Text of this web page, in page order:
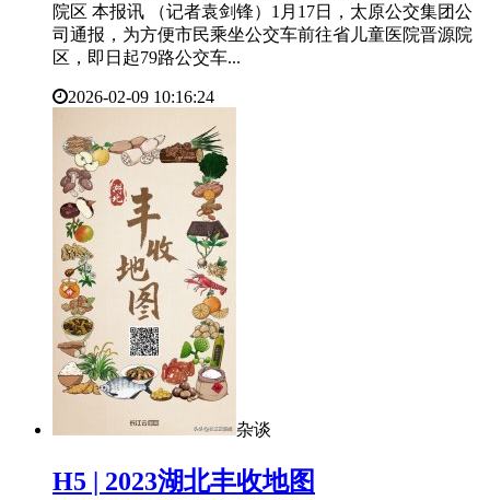
院区 本报讯 （记者袁剑锋）1月17日，太原公交集团公
司通报，为方便市民乘坐公交车前往省儿童医院晋源院
区，即日起79路公交车...
2026-02-09 10:16:24
杂谈
​H5 | 2023湖北丰收地图